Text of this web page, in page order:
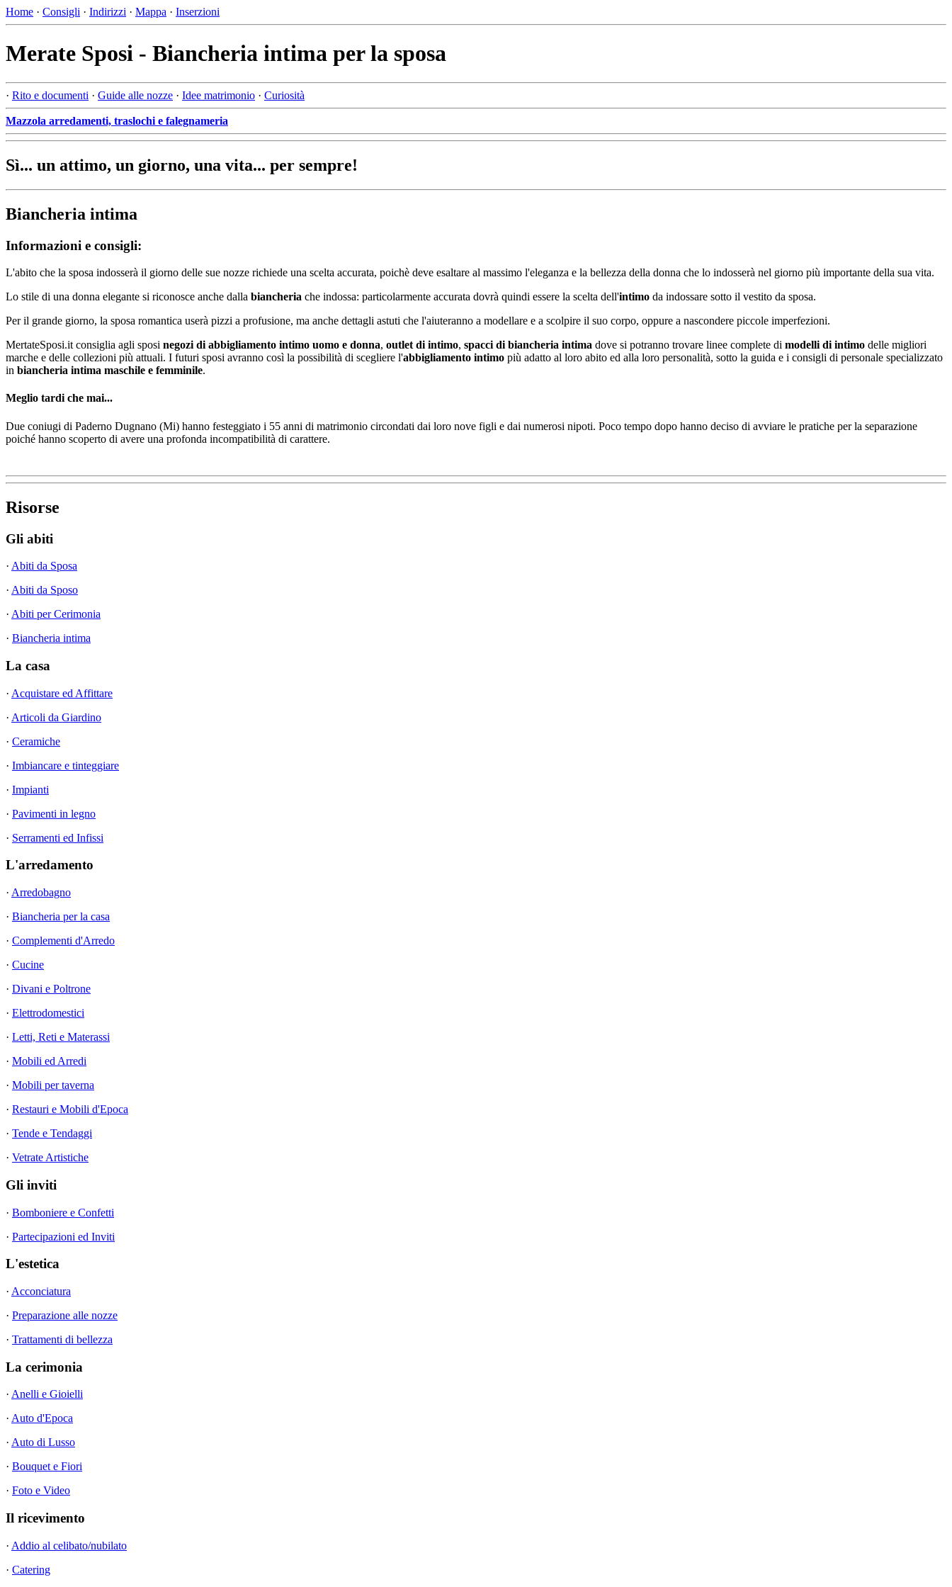
Home · Consigli · Indirizzi · Mappa · Inserzioni
Merate Sposi - Biancheria intima per la sposa
· Rito e documenti · Guide alle nozze · Idee matrimonio · Curiosità
Mazzola arredamenti, traslochi e falegnameria
Sì... un attimo, un giorno, una vita... per sempre!
Biancheria intima
Informazioni e consigli:
L'abito che la sposa indosserà il giorno delle sue nozze richiede una scelta accurata, poichè deve esaltare al massimo l'eleganza e la bellezza della donna che lo indosserà nel giorno più importante della sua vita.
Lo stile di una donna elegante si riconosce anche dalla biancheria che indossa: particolarmente accurata dovrà quindi essere la scelta dell'intimo da indossare sotto il vestito da sposa.
Per il grande giorno, la sposa romantica userà pizzi a profusione, ma anche dettagli astuti che l'aiuteranno a modellare e a scolpire il suo corpo, oppure a nascondere piccole imperfezioni.
MertateSposi.it consiglia agli sposi negozi di abbigliamento intimo uomo e donna, outlet di intimo, spacci di biancheria intima dove si potranno trovare linee complete di modelli di intimo delle migliori
marche e delle collezioni più attuali. I futuri sposi avranno così la possibilità di scegliere l'abbigliamento intimo più adatto al loro abito ed alla loro personalità, sotto la guida e i consigli di personale specializzato
in biancheria intima maschile e femminile.
Meglio tardi che mai...
Due coniugi di Paderno Dugnano (Mi) hanno festeggiato i 55 anni di matrimonio circondati dai loro nove figli e dai numerosi nipoti. Poco tempo dopo hanno deciso di avviare le pratiche per la separazione
poiché hanno scoperto di avere una profonda incompatibilità di carattere.
Risorse
Gli abiti
· Abiti da Sposa
· Abiti da Sposo
· Abiti per Cerimonia
· Biancheria intima
La casa
· Acquistare ed Affittare
· Articoli da Giardino
· Ceramiche
· Imbiancare e tinteggiare
· Impianti
· Pavimenti in legno
· Serramenti ed Infissi
L'arredamento
· Arredobagno
· Biancheria per la casa
· Complementi d'Arredo
· Cucine
· Divani e Poltrone
· Elettrodomestici
· Letti, Reti e Materassi
· Mobili ed Arredi
· Mobili per taverna
· Restauri e Mobili d'Epoca
· Tende e Tendaggi
· Vetrate Artistiche
Gli inviti
· Bomboniere e Confetti
· Partecipazioni ed Inviti
L'estetica
· Acconciatura
· Preparazione alle nozze
· Trattamenti di bellezza
La cerimonia
· Anelli e Gioielli
· Auto d'Epoca
· Auto di Lusso
· Bouquet e Fiori
· Foto e Video
Il ricevimento
· Addio al celibato/nubilato
· Catering